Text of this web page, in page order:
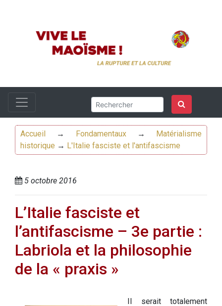
Accueil → Fondamentaux→
Matérialisme
historique → L'Italie fasciste et l'antifascisme
5 octobre 2016
L’Italie fasciste et
l’antifascisme – 3e partie :
Labriola et la philosophie
de la « praxis »
Il serait totalement